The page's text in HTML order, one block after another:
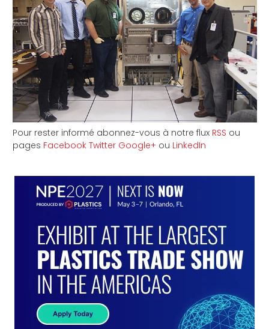
Pour rester informé abonnez-vous à notre flux RSS ou
pages Facebook Twitter Google+ ou LinkedIn